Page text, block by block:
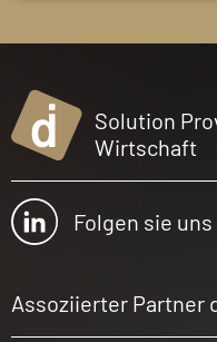
Solution
Wirtschaft
Folgen sie uns
Assoziierter Partner